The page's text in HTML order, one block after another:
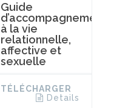
Guide
d’accompagnement
à la vie
relationnelle,
affective et
sexuelle
TÉLÉCHARGER
Details